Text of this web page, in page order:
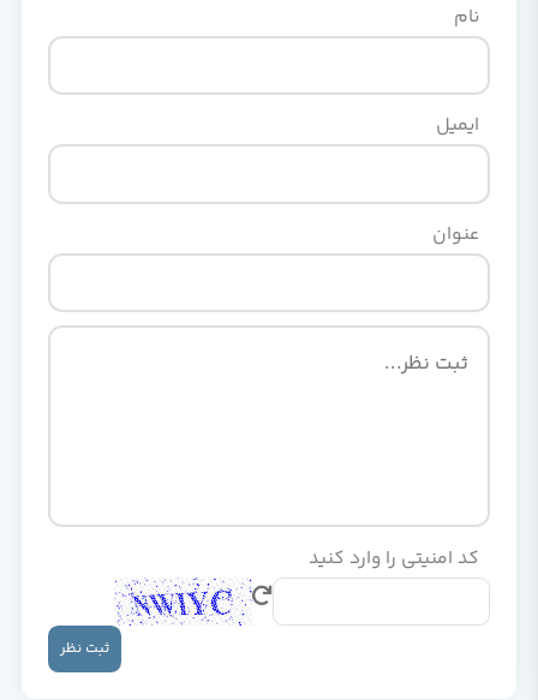
نام
ایمیل
عنوان
کد امنیتی را وارد کنید
ثبت نظر